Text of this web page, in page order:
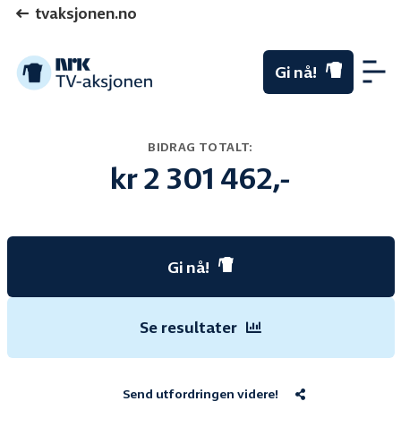
tvaksjonen.no
Gi nå!
BIDRAG TOTALT:
kr 2 301 462,-
Gi nå!
Se resultater
Send utfordringen videre!